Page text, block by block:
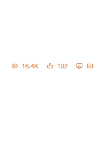
16.4K 132 53